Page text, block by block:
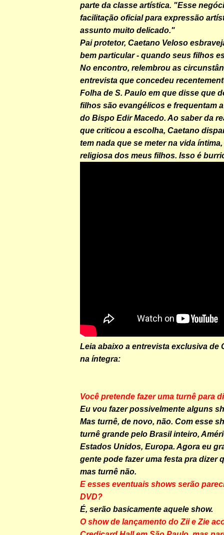
parte da classe artística. "Esse
facilitação oficial para expressão
assunto muito delicado."
Pai protetor, Caetano Veloso
bem particular - quando seus filhos
No encontro, relembrou as
entrevista que concedeu
Folha de S. Paulo em que disse que
filhos são evangélicos e frequentam
do Bispo Edir Macedo. Ao saber da
que criticou a escolha, Caetano
tem nada que se meter na vida
religiosa dos meus filhos. Isso é
Leia abaixo a entrevista exclusiva de
na íntegra:
Você pretende fazer uma turnê para
Eu vou fazer possivelmente alguns
Mas turnê, de novo, não. Com esse
turnê grande pelo Brasil inteiro,
Estados Unidos, Europa. Agora eu
gente pode fazer uma festa pra dizer
mas turnê não.
E esses eventuais shows serão
DVD?
É, serão basicamente aquele show.
O show de lançamento do Zii e Zie